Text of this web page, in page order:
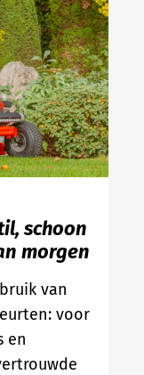
schoon
morgen
van
voor
en